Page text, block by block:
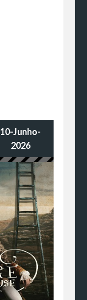
10-Junho-
2026